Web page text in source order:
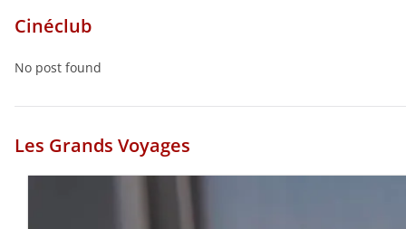
Cinéclub
No post found
Les Grands Voyages